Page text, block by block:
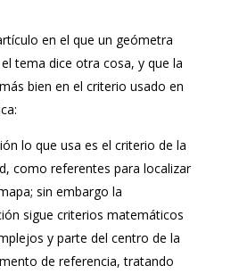
en el que un geómetra
tema dice otra cosa, y que la
bien en el criterio usado en
lo que usa es el criterio de la
como referentes para localizar
sin embargo la
sigue criterios matemáticos
y parte del centro de la
de referencia, tratando